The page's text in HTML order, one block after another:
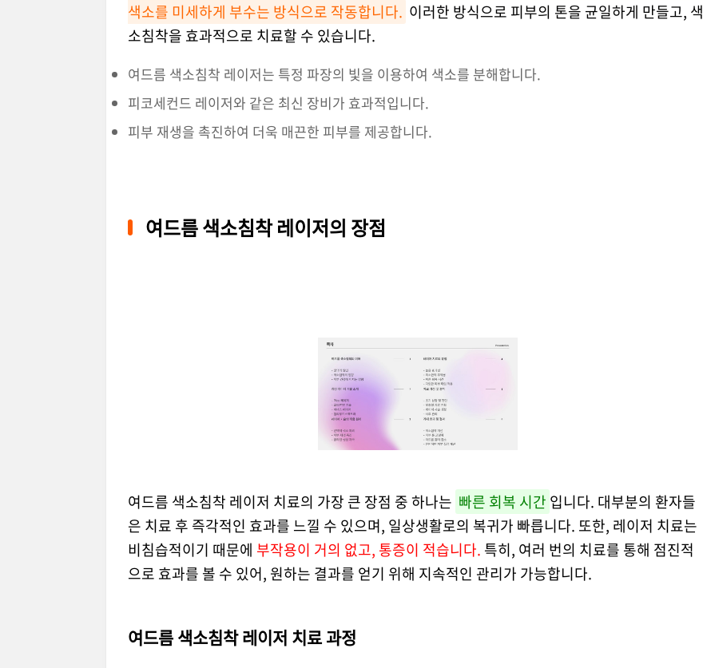
색소를 미세하게 부수는 방식으로 작동합니다. 이러한 방식으로 피부의 톤을 균일하게 만들고, 색
소침착을 효과적으로 치료할 수 있습니다.
여드름 색소침착 레이저는 특정 파장의 빛을 이용하여 색소를 분해합니다.
피코세컨드 레이저와 같은 최신 장비가 효과적입니다.
피부 재생을 촉진하여 더욱 매끈한 피부를 제공합니다.
여드름 색소침착 레이저의 장점
여드름 색소침착 레이저 치료의 가장 큰 장점 중 하나는 빠른 회복 시간 입니다. 대부분의 환자들
은 치료 후 즉각적인 효과를 느낄 수 있으며, 일상생활로의 복귀가 빠릅니다. 또한, 레이저 치료는
비침습적이기 때문에 부작용이 거의 없고, 통증이 적습니다. 특히, 여러 번의 치료를 통해 점진적
으로 효과를 볼 수 있어, 원하는 결과를 얻기 위해 지속적인 관리가 가능합니다.
여드름 색소침착 레이저 치료 과정